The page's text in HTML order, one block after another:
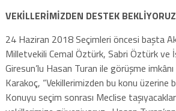
VEKİLLERİMİZDEN DESTEK BEKLİYORUZ
24 Haziran 2018 Seçimleri öncesi başta
Milletvekili Cemal Öztürk, Sabri Öztürk ve
Giresun’lu Hasan Turan ile görüşme
Karakoç, “Vekillerimizden bu konu üzerine
Konuyu seçim sonrası Meclise